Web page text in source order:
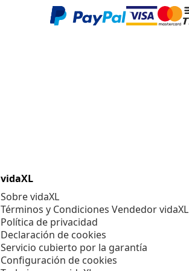
vidaXL
Sobre vidaXL
Términos y Condiciones Vendedor vidaXL
Política de privacidad
Declaración de cookies
Servicio cubierto por la garantía
Configuración de cookies